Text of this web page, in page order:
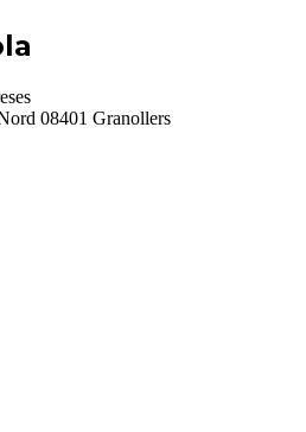
08401 Granollers